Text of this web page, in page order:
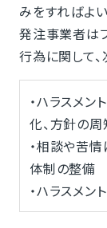
みをすればよ
発注事業者は
行為に関して
・ハラスメ
化、方針の周
・相談や苦
体制の整備
・ハラスメ